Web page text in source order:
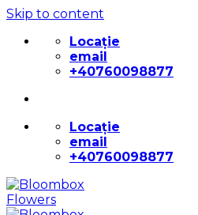
Skip to content
Locație
email
+40760098877
Locație
email
+40760098877